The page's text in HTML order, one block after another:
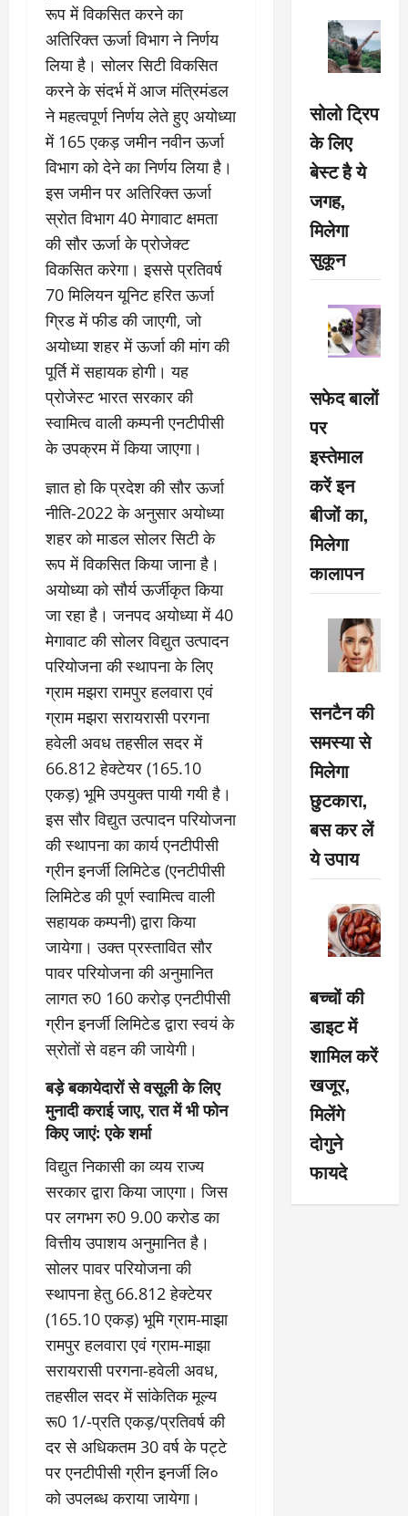
रूप में विकसित करने का
अतिरिक्त ऊर्जा विभाग ने निर्णय
लिया है। सोलर सिटी विकसित
करने के संदर्भ में आज मंत्रिमंडल
ने महत्वपूर्ण निर्णय लेते हुए अयोध्या
में 165 एकड़ जमीन नवीन ऊर्जा
विभाग को देने का निर्णय लिया है।
इस जमीन पर अतिरिक्त ऊर्जा
स्रोत विभाग 40 मेगावाट क्षमता
की सौर ऊर्जा के प्रोजेक्ट
विकसित करेगा। इससे प्रतिवर्ष
70 मिलियन यूनिट हरित ऊर्जा
ग्रिड में फीड की जाएगी, जो
अयोध्या शहर में ऊर्जा की मांग की
पूर्ति में सहायक होगी। यह
प्रोजेस्ट भारत सरकार की
स्वामित्व वाली कम्पनी एनटीपीसी
के उपक्रम में किया जाएगा।
ज्ञात हो कि प्रदेश की सौर ऊर्जा
नीति-2022 के अनुसार अयोध्या
शहर को माडल सोलर सिटी के
रूप में विकसित किया जाना है।
अयोध्या को सौर्य ऊर्जीकृत किया
जा रहा है। जनपद अयोध्या में 40
मेगावाट की सोलर विद्युत उत्पादन
परियोजना की स्थापना के लिए
ग्राम मझरा रामपुर हलवारा एवं
ग्राम मझरा सरायरासी परगना
हवेली अवध तहसील सदर में
66.812 हेक्टेयर (165.10
एकड़) भूमि उपयुक्त पायी गयी है।
इस सौर विद्युत उत्पादन परियोजना
की स्थापना का कार्य एनटीपीसी
ग्रीन इनर्जी लिमिटेड (एनटीपीसी
लिमिटेड की पूर्ण स्वामित्व वाली
सहायक कम्पनी) द्वारा किया
जायेगा। उक्त प्रस्तावित सौर
पावर परियोजना की अनुमानित
लागत रु0 160 करोड़ एनटीपीसी
ग्रीन इनर्जी लिमिटेड द्वारा स्वयं के
स्रोतों से वहन की जायेगी।
बड़े बकायेदारों से वसूली के लिए
मुनादी कराई जाए, रात में भी फोन
किए जाएं: एके शर्मा
विद्युत निकासी का व्यय राज्य
सरकार द्वारा किया जाएगा। जिस
पर लगभग रु0 9.00 करोड का
वित्तीय उपाशय अनुमानित है।
सोलर पावर परियोजना की
स्थापना हेतु 66.812 हेक्टेयर
(165.10 एकड़) भूमि ग्राम-माझा
रामपुर हलवारा एवं ग्राम-माझा
सरायरासी परगना-हवेली अवध,
तहसील सदर में सांकेतिक मूल्य
रू0 1/-प्रति एकड़/प्रतिवर्ष की
दर से अधिकतम 30 वर्ष के पट्टे
पर एनटीपीसी ग्रीन इनर्जी लि०
को उपलब्ध कराया जायेगा।
सोलो ट्रिप
के लिए
बेस्ट है ये
जगह,
मिलेगा
सुकून
सफेद बालों
पर
इस्तेमाल
करें इन
बीजों का,
मिलेगा
कालापन
सनटैन की
समस्या से
मिलेगा
छुटकारा,
बस कर लें
ये उपाय
बच्चों की
डाइट में
शामिल करें
खजूर,
मिलेंगे
दोगुने
फायदे